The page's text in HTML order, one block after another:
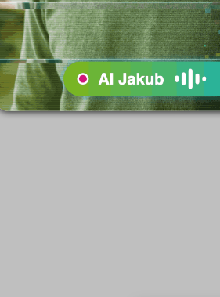
zprostředkováním turistických,
poskytuje servis při zabezpečování
pracovníky. Většina konzultantů
působícího registrovaného
najdete na webu: